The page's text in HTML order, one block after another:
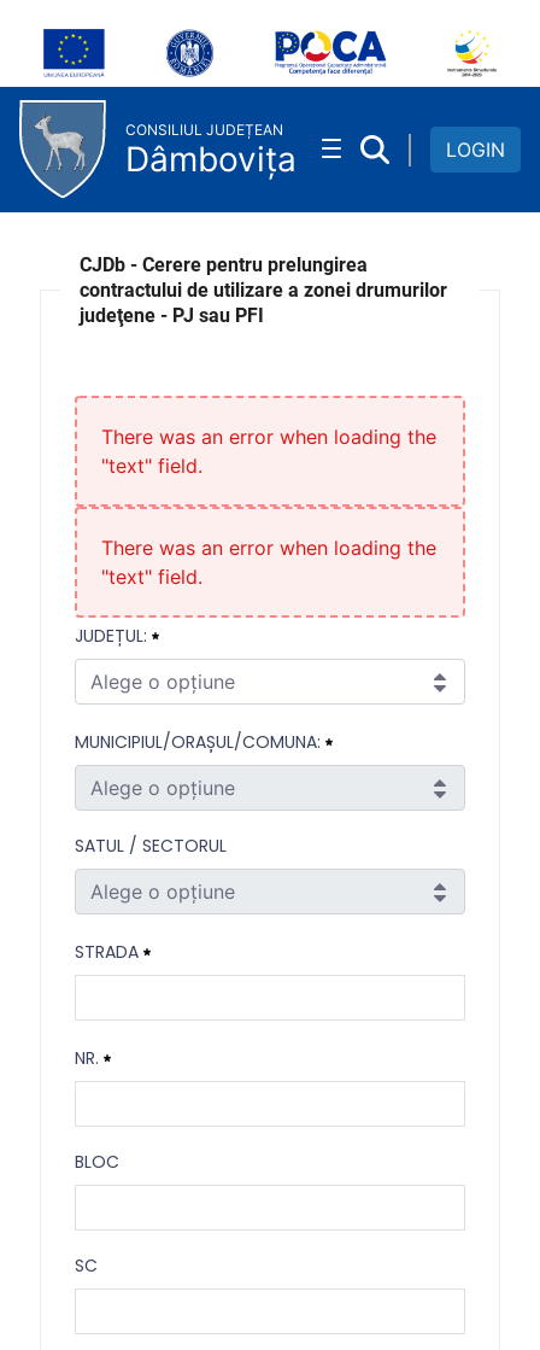
Skip to Main Content
Cerere prelungire contract
CONSILIUL JUDEȚEAN
Dâmbovița LOGIN
CJDb - Cerere pentru prelungirea
contractului de utilizare a zonei drumurilor
judeţene - PJ sau PFI
There was an error when loading the
"text" field.
There was an error when loading the
"text" field.
JUDEȚUL:
Alege o opțiune
Necesitat
MUNICIPIUL/ORAȘUL/COMUNA:
Alege o opțiune
Necesitat
SATUL / SECTORUL
Alege o opțiune
STRADA
Necesitat
NR.
Necesitat
BLOC
SC